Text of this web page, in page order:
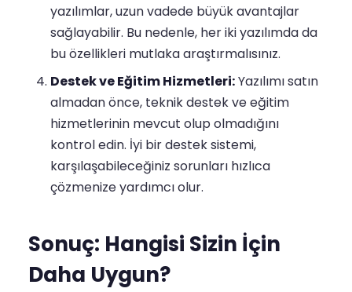
yazılımlar, uzun vadede büyük avantajlar
sağlayabilir. Bu nedenle, her iki yazılımda da
bu özellikleri mutlaka araştırmalısınız.
Destek ve Eğitim Hizmetleri:Yazılımı satın
almadan önce, teknik destek ve eğitim
hizmetlerinin mevcut olup olmadığını
kontrol edin. İyi bir destek sistemi,
karşılaşabileceğiniz sorunları hızlıca
çözmenize yardımcı olur.
Sonuç: Hangisi Sizin İçin
Daha Uygun?